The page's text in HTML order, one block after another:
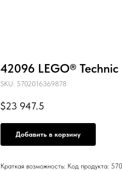
42096 LEGO® Technic
SKU: 5702016369878
$23 947.5
Добавить в корзину
Краткая возможность: Код продукта: